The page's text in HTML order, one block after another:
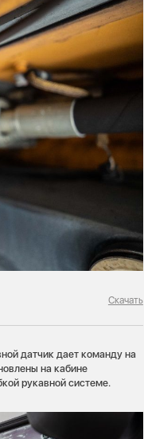
Скачать
датчик дает команду на
на кабине
рукавной системе.